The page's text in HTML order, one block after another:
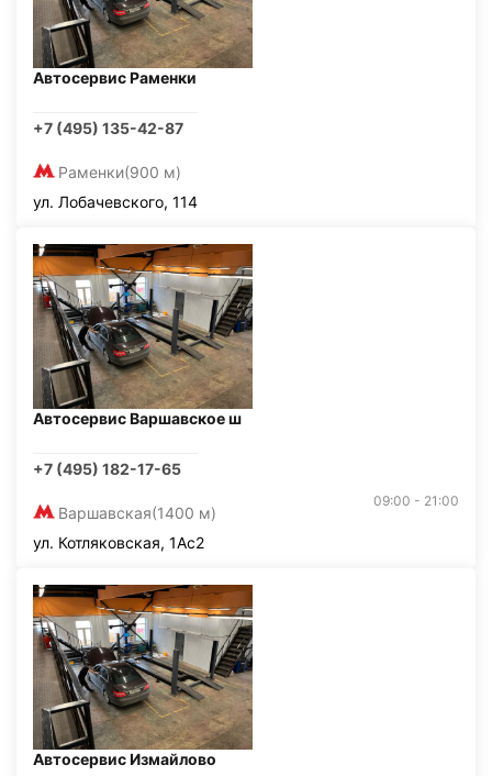
Автосервис Раменки
+7 (495) 135-42-87
Раменки(900 м)
ул. Лобачевского, 114
Автосервис Варшавское ш
+7 (495) 182-17-65
Варшавская(1400 м)
09:00 - 21:00
ул. Котляковская, 1Ас2
Автосервис Измайлово